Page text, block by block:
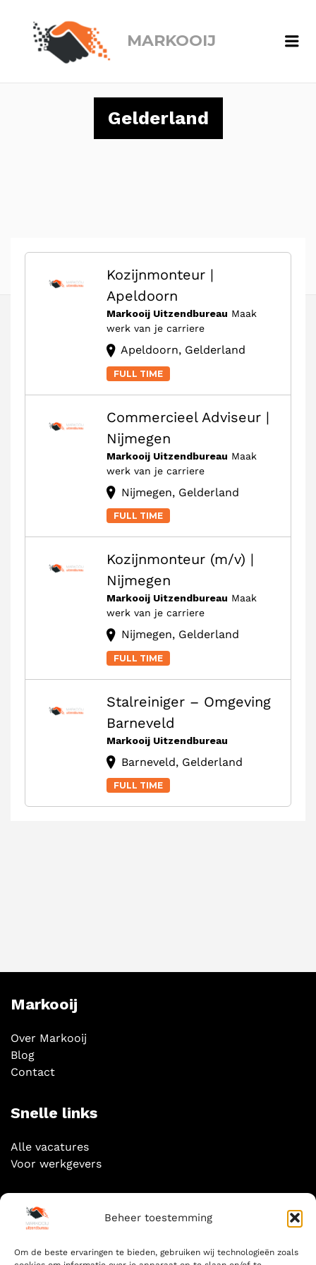
Beheer toestemming
Om de beste ervaringen te bieden, gebruiken wij technologieën zoals
MARKOOIJ
Gelderland
Kozijnmonteur |
Apeldoorn
Markooij Uitzendbureau Maak
werk van je carriere
Apeldoorn, Gelderland
FULL TIME
Commercieel Adviseur |
Nijmegen
Markooij Uitzendbureau Maak
werk van je carriere
Nijmegen, Gelderland
FULL TIME
Kozijnmonteur (m/v) |
Nijmegen
Markooij Uitzendbureau Maak
werk van je carriere
Nijmegen, Gelderland
FULL TIME
Stalreiniger – Omgeving
Barneveld
Markooij Uitzendbureau
Barneveld, Gelderland
FULL TIME
Markooij
Over Markooij
Blog
Contact
Snelle links
Alle vacatures
Voor werkgevers
Socials